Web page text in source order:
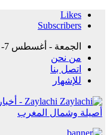
Likes
Subscribers
الجمعة - أغسطس 7- 2026
من نحن
اتصل بنا
للإشهار
Zaylachi - أخبار
أصيلة وشمال المغرب